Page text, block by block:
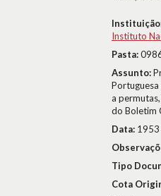
Instituto
Pasta:
Assunto:
a
do Boletim
Data: 1953
Tipo
Cota